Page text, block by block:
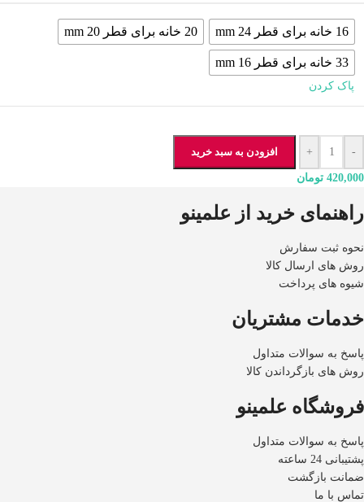
16 خانه برای قطر 24 mm 20 خانه برای قطر 20 mm
33 خانه برای قطر 16 mm
پاک کردن
-
+ افزودن به سبد خرید
420,000 تومان
راهنمای خرید از علمینو
نحوه ثبت سفارش
روش های ارسال کالا
شیوه های پرداخت
خدمات مشتریان
پاسخ به سوالات متداول
روش های بازگرداندن کالا
فروشگاه علمینو
پاسخ به سوالات متداول
پشتیبانی 24 ساعته
ضمانت بازگشت
تماس با ما